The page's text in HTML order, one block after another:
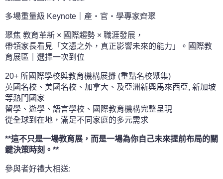
多場重量級 Keynote｜產・官・學專家齊聚
聚焦 教育革新 × 國際趨勢 × 職涯發展，
帶領家長看見「文憑之外，真正影響未來的能力」。國際教
育展區｜選擇一次到位
20+ 所國際學校與教育機構展攤 (重點名校聚集)
英國名校、美國名校、加拿大、及亞洲新興馬來西亞, 新加坡
等熱門國家
留學、遊學、語言學校、國際教育機構完整呈現
從全球到在地，滿足不同家庭的多元需求
**這不只是一場教育展， 而是一場為你自己未來提前布局的關
鍵決策時刻。**
參與者好禮大相送: